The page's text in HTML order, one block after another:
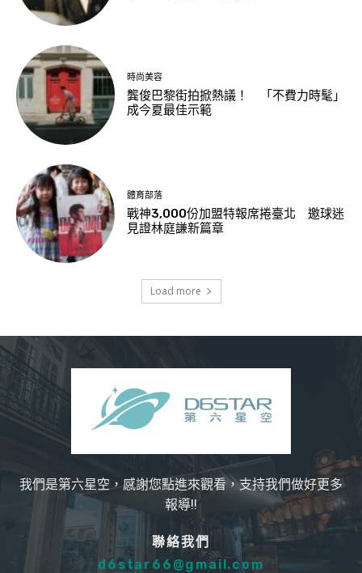
時尚美容
龔俊巴黎街拍掀熱議！ 「不費力時髦」
成今夏最佳示範
體育部落
戰神3,000份加盟特報席捲臺北 邀球迷
見證林庭謙新篇章
Load more
我們是第六星空，感謝您點進來觀看，支持我們做好更多
報導!!
聯絡我們
d6star66@gmail.com